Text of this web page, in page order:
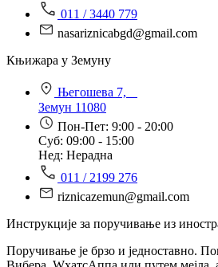
011 / 3440 779
nasariznicabgd@gmail.com
Књижара у Земуну
Његошева 7,
Земун 11080
Пон-Пет: 9:00 - 20:00
Суб: 09:00 - 15:00
Нед: Нерадна
011 / 2199 276
riznicazemun@gmail.com
Инструкције за поручивање из
Поручивање је брзо и једноставно.